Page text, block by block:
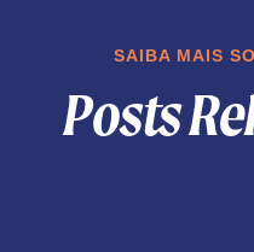
SAIBA MAIS
Posts